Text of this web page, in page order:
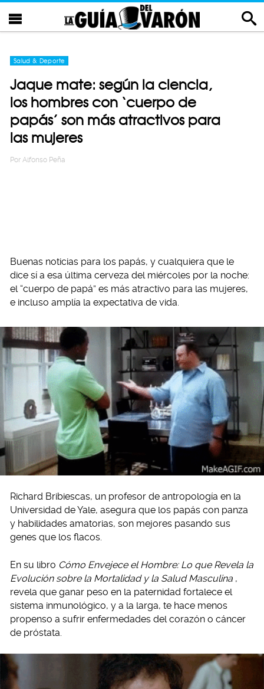
Salud & Deporte
Jaque mate: según la ciencia,
los hombres con ‘cuerpo de
papás’ son más atractivos para
las mujeres
Por Alfonso Peña
Buenas noticias para los papás, y cualquiera que le
dice sí a esa última cerveza del miércoles por la noche:
el “cuerpo de papá” es más atractivo para las mujeres,
e incluso amplía la expectativa de vida.
Richard Bribiescas, un profesor de antropología en la
Universidad de Yale, asegura que los papás con panza
y habilidades amatorias, son mejores pasando sus
genes que los flacos.
En su libro Cómo Envejece el Hombre: Lo que Revela la
Evolución sobre la Mortalidad y la Salud Masculina ,
revela que ganar peso en la paternidad fortalece el
sistema inmunológico, y a la larga, te hace menos
propenso a sufrir enfermedades del corazón o cáncer
de próstata.